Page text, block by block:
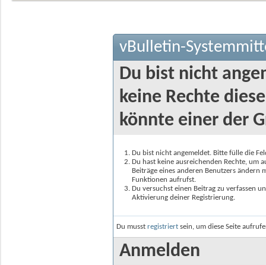
vBulletin-
Du bist nicht
keine Rechte
könnte einer der
Du bist nicht angemeldet. Bitte fülle die
Du hast keine ausreichenden Rechte, um
Beiträge eines anderen Benutzers
Funktionen aufrufst.
Du versuchst einen Beitrag zu verfassen
Aktivierung deiner Registrierung.
Du musst registriert sein, um diese Seite
Anmelden